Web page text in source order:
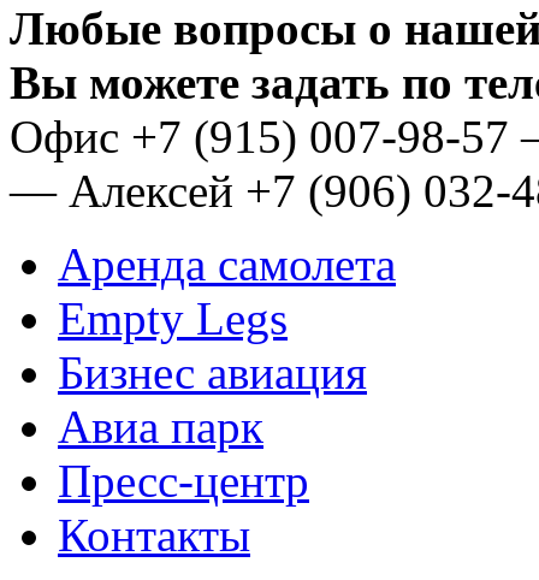
Любые вопросы о нашей
Вы можете задать по
Oфис +7 (915) 007-98-
— Алексей +7 (906) 032-
Аренда самолета
Empty Legs
Бизнес авиация
Авиа парк
Пресс-центр
Контакты